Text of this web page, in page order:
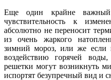
Еще один крайне
чувствительность к
абсолютно не переносит
из очень жаркого
зимний мороз, или же если
воздействию горячей
решетки могут возникнуть
испортят безупречный вид и